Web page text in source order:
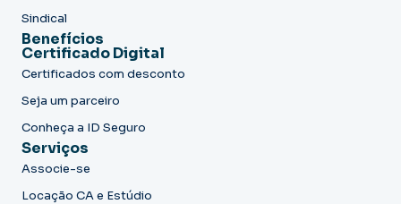
Sindical
Benefícios
Certificado Digital
Certificados com desconto
Seja um parceiro
Conheça a ID Seguro
Serviços
Associe-se
Locação CA e Estúdio